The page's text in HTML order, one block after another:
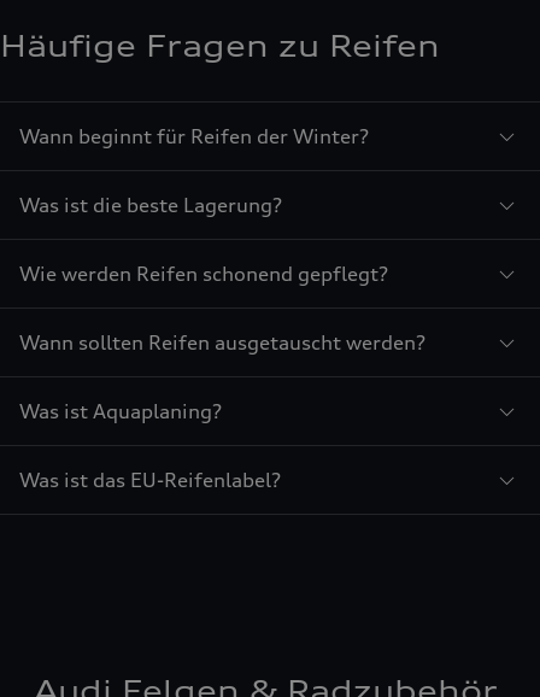
Häufige Fragen zu Reifen
Wann beginnt für Reifen der Winter?
Was ist die beste Lagerung?
Wie werden Reifen schonend gepflegt?
Wann sollten Reifen ausgetauscht werden?
Was ist Aquaplaning?
Was ist das EU-Reifenlabel?